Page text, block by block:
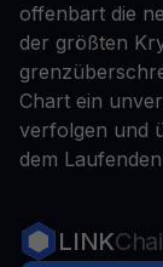
offenbart die
der größten
Chart ein
verfolgen und
dem
LINK